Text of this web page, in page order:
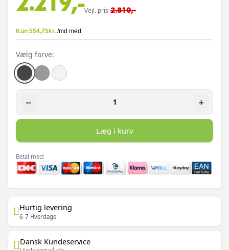
Vejl. pris 2.810,-
Vælg farve:
− +
Læg i kurv
Betal med:
Hurtig levering
6-7 Hverdage
Dansk Kundeservice